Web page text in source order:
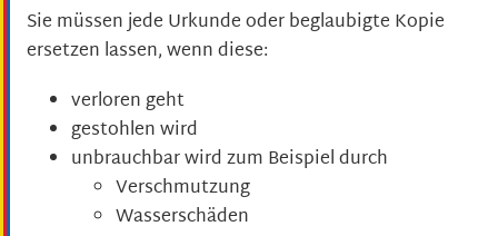
Sie müssen jede Urkunde oder beglaubigte Kopie
ersetzen lassen, wenn diese:
verloren geht
gestohlen wird
unbrauchbar wird zum Beispiel durch
Verschmutzung
Wasserschäden